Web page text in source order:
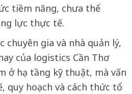
tiềm năng, chưa thể
lực thực tế.
chuyên gia và nhà quản lý,
của logistics Cần Thơ
ở hạ tầng kỹ thuật, mà vấn
quy hoạch và cách thức tổ